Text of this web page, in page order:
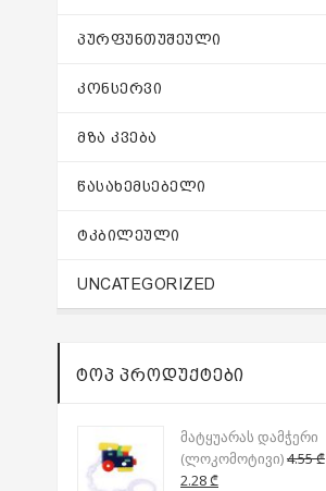
ᲞᲣᲠᲤᲣᲜᲗᲣᲨᲔᲣᲚᲘ
ᲙᲝᲜᲡᲔᲠᲕᲘ
ᲛᲖᲐ ᲙᲕᲔᲑᲐ
ᲬᲐᲡᲐᲮᲔᲛᲡᲔᲑᲔᲚᲘ
ᲢᲙᲑᲘᲚᲔᲣᲚᲘ
UNCATEGORIZED
ᲢᲝᲞ ᲞᲠᲝᲓᲣᲥᲢᲔᲑᲘ
მატყუარას დამჭერი
(ლოკომოტივი)4.55₾
Original
2.28₾Current